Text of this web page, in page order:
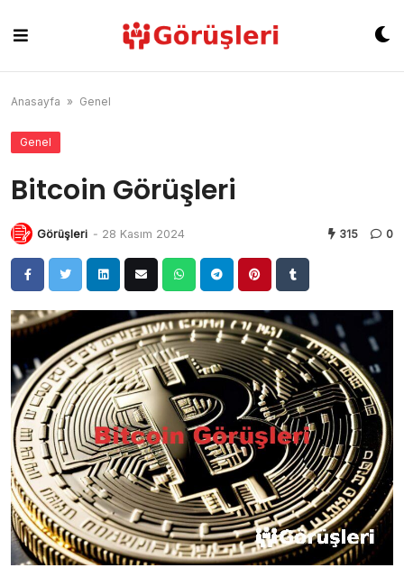
content
Anasayfa » Genel
Genel
Bitcoin Görüşleri
Görüşleri - 28 Kasım 2024 315 0